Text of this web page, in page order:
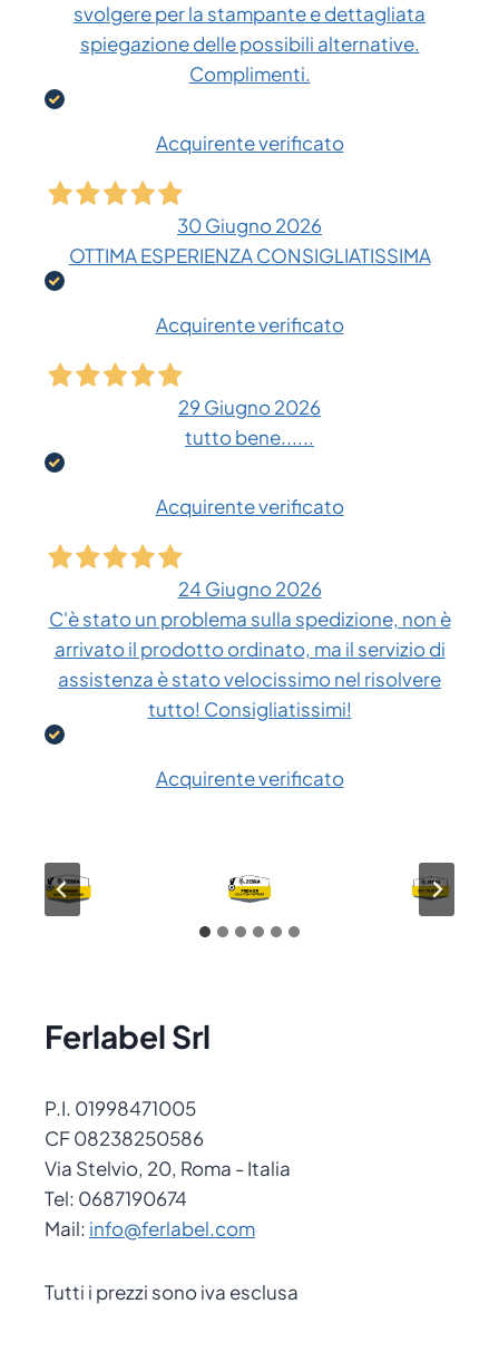
svolgere per la stampante e dettagliata
spiegazione delle possibili alternative.
Complimenti.
Acquirente verificato
30 Giugno 2026
OTTIMA ESPERIENZA CONSIGLIATISSIMA
Acquirente verificato
29 Giugno 2026
tutto bene......
Acquirente verificato
24 Giugno 2026
C'è stato un problema sulla spedizione, non è
arrivato il prodotto ordinato, ma il servizio di
assistenza è stato velocissimo nel risolvere
tutto! Consigliatissimi!
Acquirente verificato
Ferlabel Srl
P.I. 01998471005
CF 08238250586
Via Stelvio, 20, Roma - Italia
Tel: 0687190674
Mail: info@ferlabel.com
Tutti i prezzi sono iva esclusa